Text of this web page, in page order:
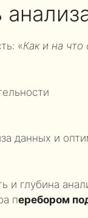
«Как и на что
данных и
и глубина
перебором